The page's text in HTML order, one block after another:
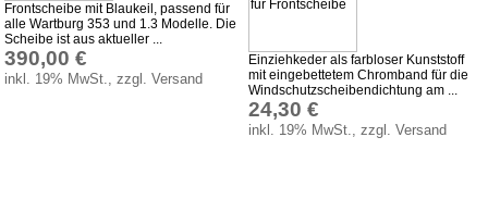
Frontscheibe mit Blaukeil, passend für
alle Wartburg 353 und 1.3 Modelle. Die
Scheibe ist aus aktueller ...
390,00 €
inkl. 19% MwSt., zzgl. Versand
Einziehkeder als farbloser Kunststoff
mit eingebettetem Chromband für die
Windschutzscheibendichtung am ...
24,30 €
inkl. 19% MwSt., zzgl. Versand